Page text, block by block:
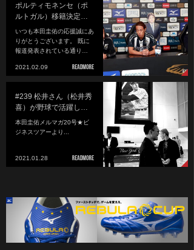
ポルティモネンセ（ポ
ルトガル）移籍決定…
いつも本田圭佑の応援誠にあ
りがとうございます。 既に
報道発表されている通り…
2021.02.09
#239 松井さん（松井秀
喜）が野球で活躍し…
本田圭佑メルマガ20号★ビ
ジネスツアーより...
2021.01.28